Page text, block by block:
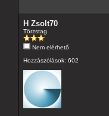
H Zsolt70
Törzstag
Nem elérhető
Hozzászólások: 602